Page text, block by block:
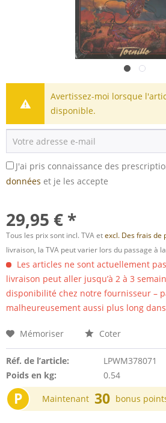
Avertissez-moi lorsque
disponible.
J'ai pris connaissance des
données et je les accepte
29,95 € *
Tous les prix sont incl. TVA etexcl. Des frais de
livraison, la TVA peut varier lors du passage à
Les articles ne sont actuellement
livraison peut aller jusqu’à 2 à 3
disponibilité chez notre fournisseur –
malheureusement aussi plus long
Mémoriser Coter
Réf. de l’article:
LPWM378071
Poids en kg:
0.54
P Maintenant 30 bonus